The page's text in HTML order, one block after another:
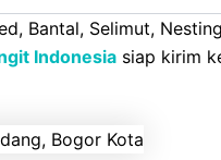
Bantal, Selimut,
Indonesia siap kirim